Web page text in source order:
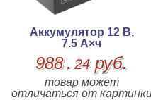
Аккумулятор 12 В,
7.5 А×ч
988 . 24руб.
товар может
отличаться от